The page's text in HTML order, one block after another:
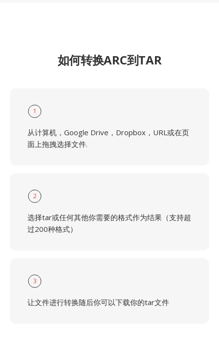
如何转换ARC到TAR
1
从计算机，Google Drive，Dropbox，URL或在页
面上拖拽选择文件.
2
选择tar或任何其他你需要的格式作为结果（支持超
过200种格式）
3
让文件进行转换随后你可以下载你的tar文件